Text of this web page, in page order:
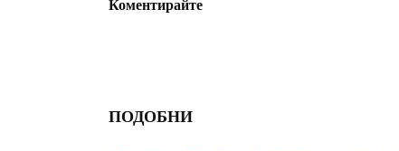
Коментирайте
ПОДОБНИ